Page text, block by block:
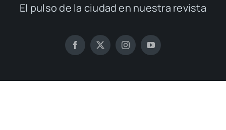
El pul­so de la ciu­dad en nues­tra revis­ta